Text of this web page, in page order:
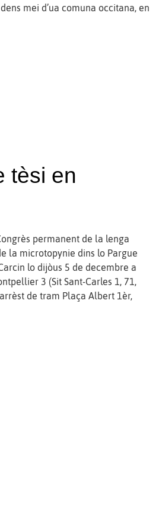
mei d’ua comuna occitana, en
tèsi en
permanent de la lenga
la microtopynie dins lo Pargue
lo dijòus 5 de decembre a
3 (Sit Sant-Carles 1, 71,
de tram Plaça Albert 1èr,